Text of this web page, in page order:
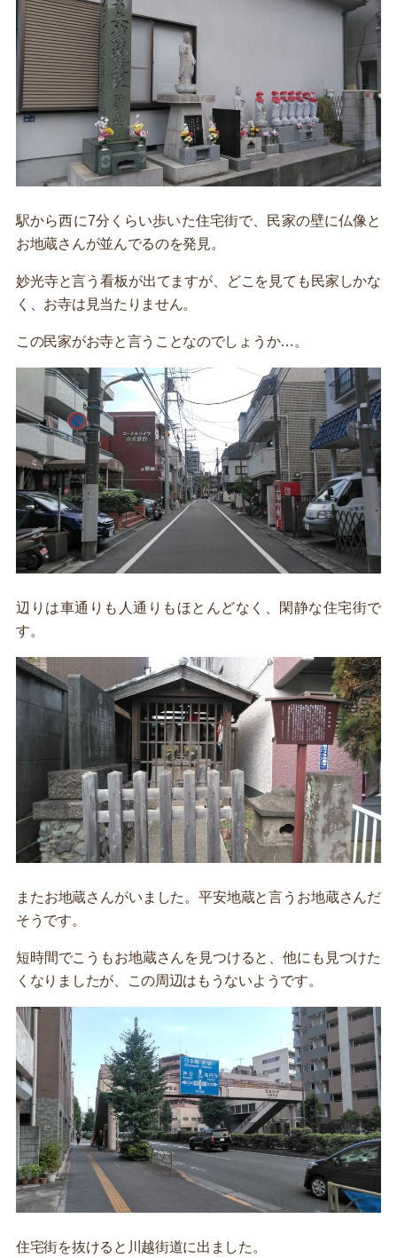
駅から西に7分くらい歩いた住宅街で、民家の壁に仏像と
お地蔵さんが並んでるのを発見。
妙光寺と言う看板が出てますが、どこを見ても民家しかな
く、お寺は見当たりません。
この民家がお寺と言うことなのでしょうか…。
辺りは車通りも人通りもほとんどなく、閑静な住宅街で
す。
またお地蔵さんがいました。平安地蔵と言うお地蔵さんだ
そうです。
短時間でこうもお地蔵さんを見つけると、他にも見つけた
くなりましたが、この周辺はもうないようです。
住宅街を抜けると川越街道に出ました。